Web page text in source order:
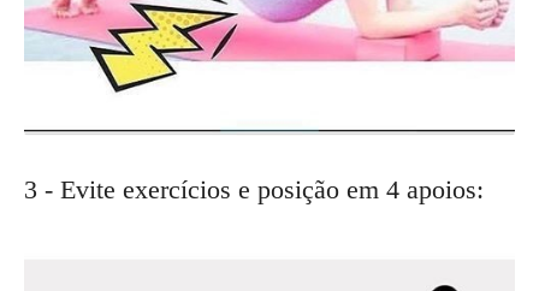
3 - Evite exercícios e posição em 4 apoios: